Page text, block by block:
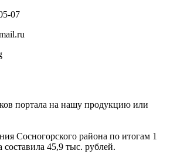
07
портала на нашу продукцию или
Сосногорского района по итогам 1
составила 45,9 тыс. рублей.